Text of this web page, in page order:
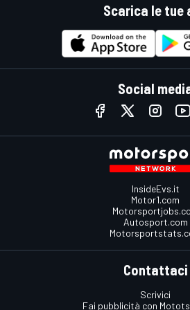
Scarica le tue
Social
InsideEvs.it
Motor1.com
Autosport.com
Contattaci
Scrivici
Fai pubblicità con